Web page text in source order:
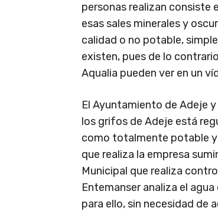
personas realizan consiste
esas sales minerales y
calidad o no potable,
existen, pues de lo
Aqualia pueden ver en un
El Ayuntamiento de Adeje
los grifos de Adeje está
como totalmente potable y
que realiza la empresa
Municipal que realiza
Entemanser analiza el
para ello, sin necesidad de